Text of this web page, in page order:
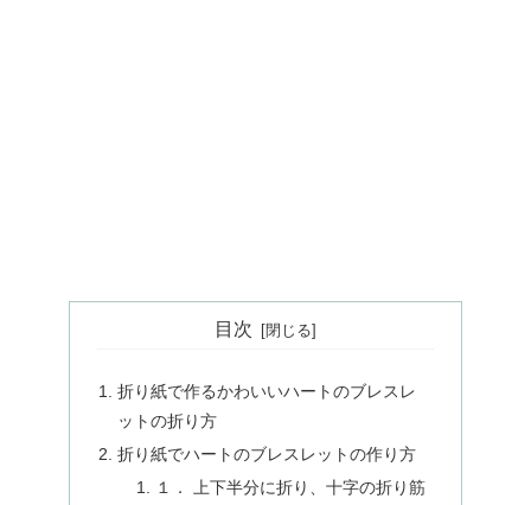
目次
折り紙で作るかわいいハートのブレスレ
ットの折り方
折り紙でハートのブレスレットの作り方
１． 上下半分に折り、十字の折り筋